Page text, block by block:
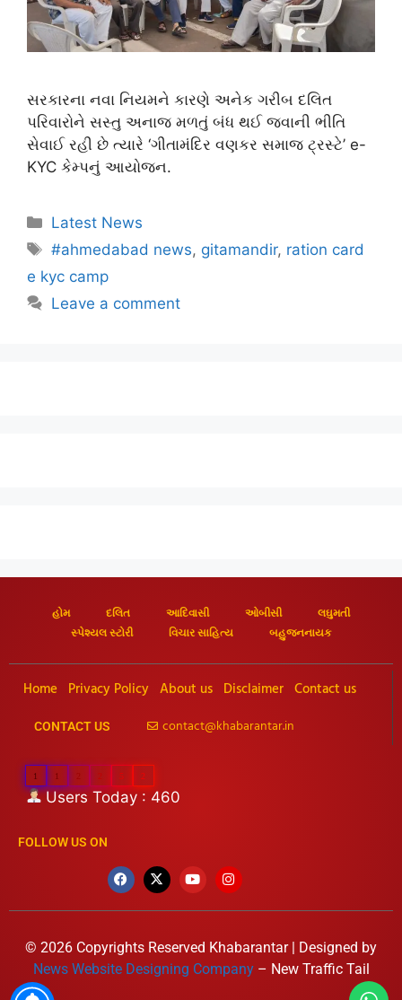
સરકારના નવા નિયમને કારણે અનેક ગરીબ દલિત
પરિવારોને સસ્તુ અનાજ મળતું બંધ થઈ જવાની ભીતિ
સેવાઈ રહી છે ત્યારે ‘ગીતામંદિર વણકર સમાજ ટ્રસ્ટે’ e-
KYC કેમ્પનું આયોજન.
Latest News
#ahmedabad news, gitamandir, ration card
e kyc camp
Leave a comment
હોમ દલિત આદિવાસી ઓબીસી
લઘુમતી
સ્પેશ્યલ સ્ટોરી
વિચાર સાહિત્ય બહુજનનાયક
Home Privacy Policy About us Disclaimer Contact us
CONTACT US contact@khabarantar.in
1 1 5 2
Users Today : 460
FOLLOW US ON
© 2026 Copyrights Reserved Khabarantar | Designed by
News Website Designing Company – New Traffic Tail